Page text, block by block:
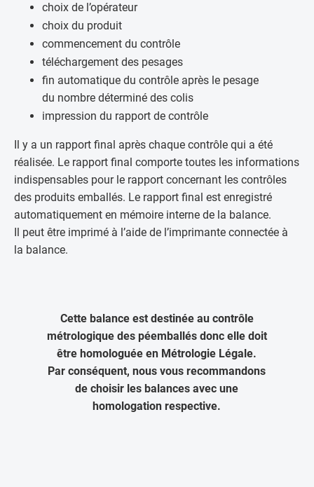
choix de l’opérateur
choix du produit
commencement du contrôle
téléchargement des pesages
fin automatique du contrôle après le pesage
du nombre déterminé des colis
impression du rapport de contrôle
Il y a un rapport final après chaque contrôle qui a été
réalisée. Le rapport final comporte toutes les informations
indispensables pour le rapport concernant les contrôles
des produits emballés. Le rapport final est enregistré
automatiquement en mémoire interne de la balance.
Il peut être imprimé à l’aide de l’imprimante connectée à
la balance.
Cette balance est destinée au contrôle
métrologique des péemballés donc elle doit
être homologuée en Métrologie Légale.
Par conséquent, nous vous recommandons
de choisir les balances avec une
homologation respective.